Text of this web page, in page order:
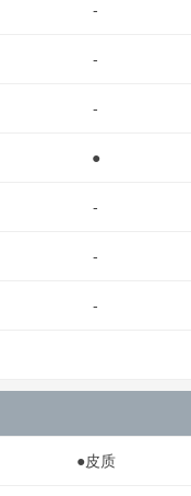
-
-
-
●
-
-
-
●皮质